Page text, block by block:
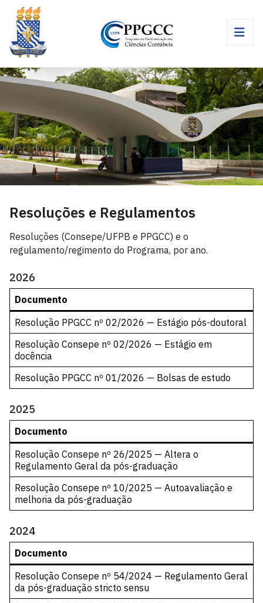
Resoluções e Regulamentos
Resoluções (Consepe/UFPB e PPGCC) e o
regulamento/regimento do Programa, por ano.
2026
Documento
Resolução PPGCC nº 02/2026 — Estágio pós-doutoral
Resolução Consepe nº 02/2026 — Estágio em
docência
Resolução PPGCC nº 01/2026 — Bolsas de estudo
2025
Documento
Resolução Consepe nº 26/2025 — Altera o
Regulamento Geral da pós-graduação
Resolução Consepe nº 10/2025 — Autoavaliação e
melhoria da pós-graduação
2024
Documento
Resolução Consepe nº 54/2024 — Regulamento Geral
da pós-graduação stricto sensu